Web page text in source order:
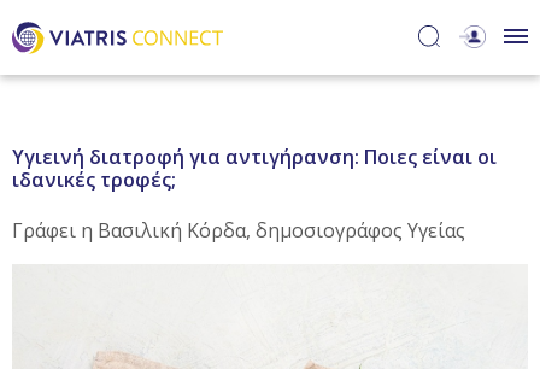
Υγιεινή διατροφή για αντιγήρανση: Ποιες είναι οι
ιδανικές τροφές;
Γράφει η Βασιλική Κόρδα, δημοσιογράφος Υγείας